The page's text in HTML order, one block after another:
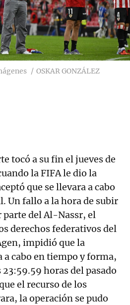
OSKAR GONZÁLEZ
tocó a su fin el jueves de
la FIFA le dio la
que se llevara a cabo
Un fallo a la hora de subir
parte del Al-Nassr, el
derechos federativos del
impidió que la
a cabo en tiempo y forma,
23:59.59 horas del pasado
el recurso de los
la operación se pudo